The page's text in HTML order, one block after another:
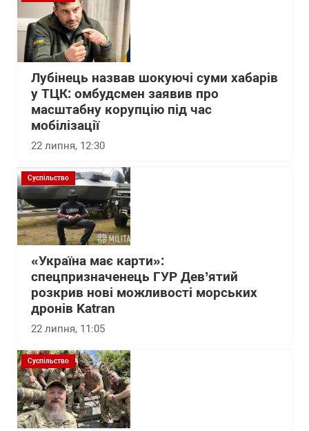
Лубінець назвав шокуючі суми хабарів
у ТЦК: омбудсмен заявив про
масштабну корупцію під час
мобілізації
22 липня, 12:30
Суспільство
«Україна має карти»:
спецпризначенець ГУР Дев’ятий
розкрив нові можливості морських
дронів Katran
22 липня, 11:05
Суспільство